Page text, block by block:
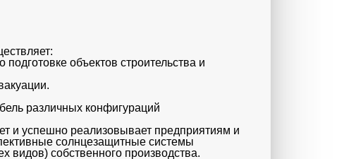
объектов строительства и
различных конфигураций
и успешно реализовывает предприятиям и
солнцезащитные системы
видов) собственного производства.